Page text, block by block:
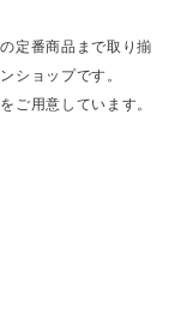
定番商品まで取り揃
ショップです。
ご用意しています。